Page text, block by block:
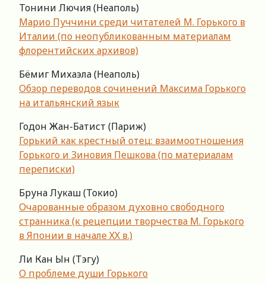
Тонини Лючия (Неаполь)
Марио Пуччини среди читателей М. Горького в
Италии (по неопубликованным материалам
флорентийских архивов)
Бёмиг Михаэла (Неаполь)
Обзор переводов сочинений Максима Горького
на итальянский язык
Годон Жан-Батист (Париж)
Горький как крестный отец: взаимоотношения
Горького и Зиновия Пешкова (по материалам
переписки)
Бруна Лукаш (Токио)
Очарованные образом духовно свободного
странника (к рецепции творчества М. Горького
в Японии в начале ХХ в.)
Ли Кан Ын (Тэгу)
О проблеме души Горького